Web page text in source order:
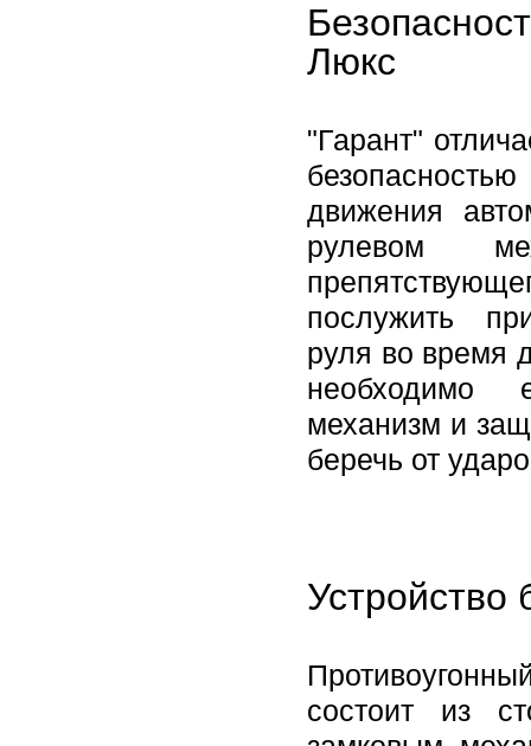
Люкс
"Гарант"
движения
рулевом
послужить
руля во время
необходимо
механизм и
беречь от
Устройство
состоит из